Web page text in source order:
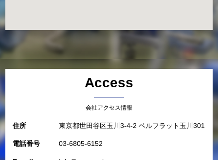
Access
会社アクセス情報
住所 東京都世田谷区玉川3-4-2 ベルフラット玉川301
電話番号 03-6805-6152